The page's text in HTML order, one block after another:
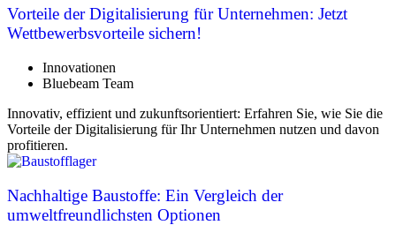
Vorteile der Digitalisierung für Unternehmen: Jetzt
Wettbewerbsvorteile sichern!
Innovationen
Bluebeam Team
Innovativ, effizient und zukunftsorientiert: Erfahren Sie, wie Sie die
Vorteile der Digitalisierung für Ihr Unternehmen nutzen und davon
profitieren.
Nachhaltige Baustoffe: Ein Vergleich der
umweltfreundlichsten Optionen